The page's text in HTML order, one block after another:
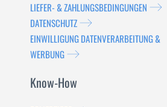
LIEFER- & ZAHLUNGSBEDINGUNGEN
DATENSCHUTZ
EINWILLIGUNG DATENVERARBEITUNG &
WERBUNG
Know-How